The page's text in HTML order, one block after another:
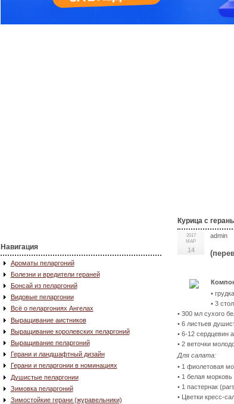
Навигация
Ароматы пеларгоний
Болезни и вредители гераней
Бонсай из пеларгоний
Видовые пеларгонии
Всё о пеларгониях Ангелах
Выращивание аистников
Выращивание королевских пеларгоний
Выращивание пеларгоний
Герани и ландшафтный дизайн
Герани и пеларгонии в номинациях
Душистые пеларгонии
Зимовка пеларгоний
Зимостойкие герани (журавельники)
Курица с
2017
МАР
14
admin
•
• 3
• 300 мл сухого
• 6 листьев
• 6-12 сердцевин
• 2 веточки
Для салата:
• 1 фиолетовая
• 1 белая
• 1 пастернак
• Цветки кресс-